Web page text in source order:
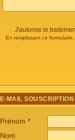
J'autorise le
En remplissant ce
E-MAIL SOUSCRIPTION
Prénom *
Nom